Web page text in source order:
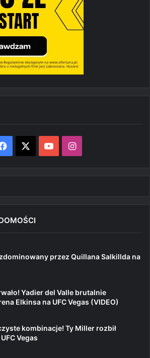
Facebook YouTubeInstagram
przez Quillana Salkillda na
Yadier del Valle brutalnie
Elkinsa na UFC Vegas (VIDEO)
kombinacje! Ty Miller rozbił
Vegas